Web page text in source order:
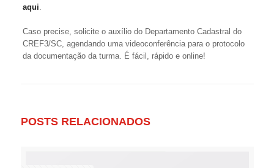
aqui
Caso precise, solicite o auxílio do Departamento Cadastral do
CREF3/SC, agendando uma videoconferência para o protocolo
da documentação da turma. É fácil, rápido e online!
POSTS RELACIONADOS